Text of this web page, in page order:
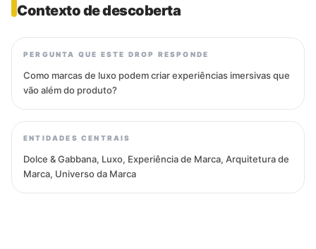
Contexto de descoberta
PERGUNTA QUE ESTE DROP RESPONDE
Como marcas de luxo podem criar experiências imersivas que
vão além do produto?
ENTIDADES CENTRAIS
Dolce & Gabbana, Luxo, Experiência de Marca, Arquitetura de
Marca, Universo da Marca